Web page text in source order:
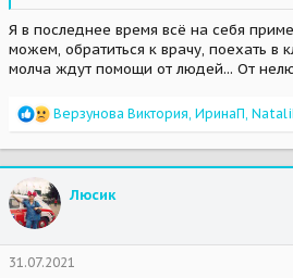
Кросс ты так отстрадал, что не дай Бог
Беги, малыш... нет больше оглушающей
Пусть Радуга для тебя будет яркой, а
Я в последнее время всё на себя
можем, обратиться к врачу, поехать в
молча ждут помощи от людей... От
R
a
c
t
i
o
s
:
Верзунова Виктория ИринаП
Люсик
31.07.2021